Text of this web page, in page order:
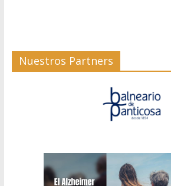
Nuestros Partners